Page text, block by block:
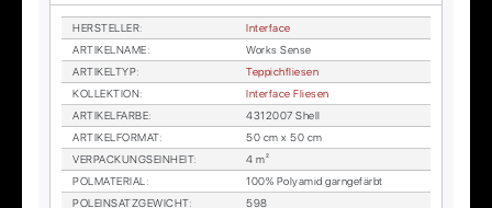
HER­STEL­LER:
In­ter­face
AR­TI­KEL­NA­ME:
Works Sen­se
AR­TI­KEL­TYP:
Tep­pich­flie­sen
KOL­LEK­TI­ON:
In­ter­face Flie­sen
AR­TI­KEL­FAR­BE:
4312007 Shell
AR­TI­KEL­FOR­MAT:
50 cm x 50 cm
VER­PA­CKUNGS­EIN­HEIT:
4 m²
POL­MA­TE­RI­AL:
100% Po­ly­amid garn­ge­färbt
POL­EIN­SATZ­GE­WICHT:
598